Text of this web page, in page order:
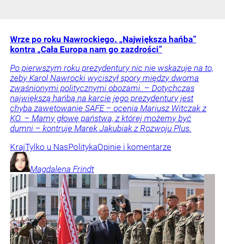
Wrze po roku Nawrockiego. „Największa hańba”
kontra „Cała Europa nam go zazdrości”
Po pierwszym roku prezydentury nic nie wskazuje na to,
żeby Karol Nawrocki wyciszył spory między dwoma
zwaśnionymi politycznymi obozami. – Dotychczas
największą hańbą na karcie jego prezydentury jest
chyba zawetowanie SAFE – ocenia Mariusz Witczak z
KO. – Mamy głowę państwa, z której możemy być
dumni – kontruje Marek Jakubiak z Rozwoju Plus.
KrajTylko u NasPolitykaOpinie i komentarze
Magdalena Frindt